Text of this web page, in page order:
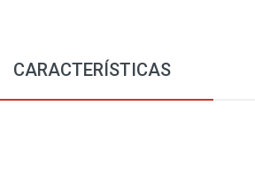
CARACTERÍSTICAS